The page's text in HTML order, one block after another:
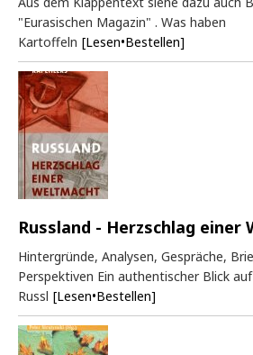
"Eurasischen Magazin" . Was haben
Kartoffeln [Lesen•Bestellen]
Russland - Herzschlag einer
Hintergründe, Analysen, Gespräche,
Perspektiven Ein authentischer Blick auf
Russl [Lesen•Bestellen]